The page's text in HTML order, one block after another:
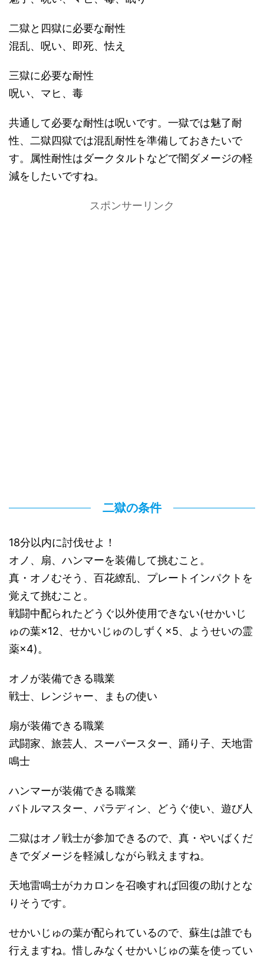
二獄と四獄に必要な耐性
混乱、呪い、即死、怯え
三獄に必要な耐性
呪い、マヒ、毒
共通して必要な耐性は呪いです。一獄では魅了耐
性、二獄四獄では混乱耐性を準備しておきたいで
す。属性耐性はダークタルトなどで闇ダメージの軽
減をしたいですね。
スポンサーリンク
二獄の条件
18分以内に討伐せよ！
オノ、扇、ハンマーを装備して挑むこと。
真・オノむそう、百花繚乱、プレートインパクトを
覚えて挑むこと。
戦闘中配られたどうぐ以外使用できない(せかいじ
ゅの葉×12、せかいじゅのしずく×5、ようせいの霊
薬×4)。
オノが装備できる職業
戦士、レンジャー、まもの使い
扇が装備できる職業
武闘家、旅芸人、スーパースター、踊り子、天地雷
鳴士
ハンマーが装備できる職業
バトルマスター、パラディン、どうぐ使い、遊び人
二獄はオノ戦士が参加できるので、真・やいばくだ
きでダメージを軽減しながら戦えますね。
天地雷鳴士がカカロンを召喚すれば回復の助けとな
りそうです。
せかいじゅの葉が配られているので、蘇生は誰でも
行えますね。惜しみなくせかいじゅの葉を使ってい